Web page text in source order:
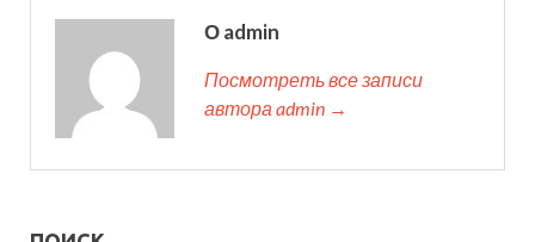
О admin
Посмотреть все записи
автора admin →